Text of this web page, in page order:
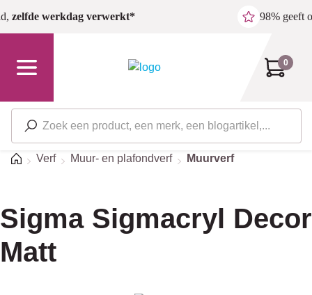
Ga naar de hoofdinhoud
zelfde werkdag verwerkt* 98% geeft
0
Home
Verf Muur- en plafondverf Muurverf
Sigma Sigmacryl Decor
Matt